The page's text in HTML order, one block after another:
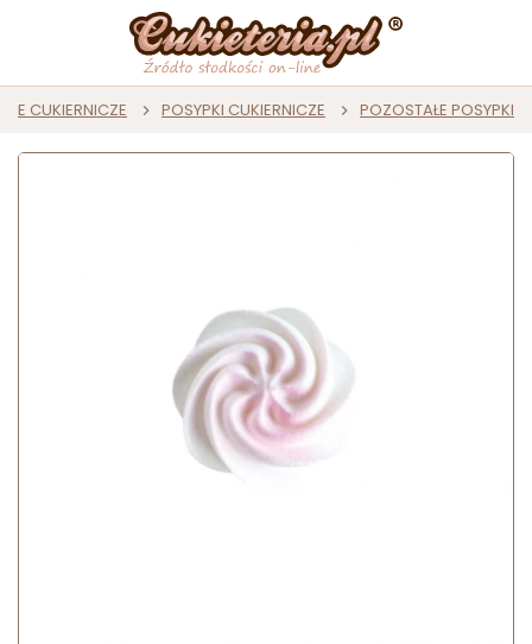
CUKIERNICZE POSYPKI CUKIERNICZE POZOSTAŁE POSYPKI